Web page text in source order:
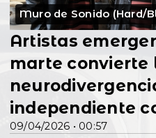
Muro de Sonido (Hard/
09/04/2026 • 00:57
Artistas
marte convierte
independiente